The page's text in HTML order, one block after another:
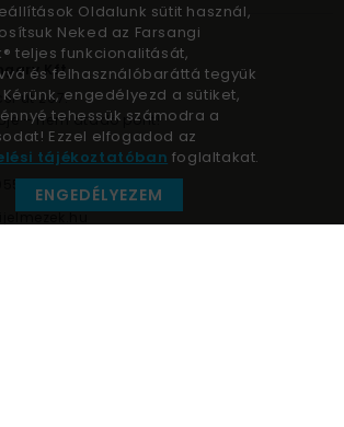
Kft.
út 267.
– nem átadó pont!
Oldalunk sütit használ,
Neked az Farsangi
teljes funkcionalitását,
és felhasználóbaráttá tegyük
engedélyezd a sütiket,
tehessük számodra a
Ezzel elfogadod az
tájékoztatóban foglaltakat.
ENGEDÉLYEZEM